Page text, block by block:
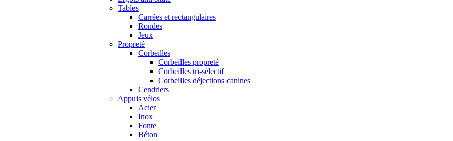
Tables
Carrées et rectangulaires
Rondes
Jeux
Propreté
Corbeilles
Corbeilles propreté
Corbeilles tri-sélectif
Corbeilles déjections canines
Cendriers
Appuis vélos
Acier
Inox
Fonte
Béton